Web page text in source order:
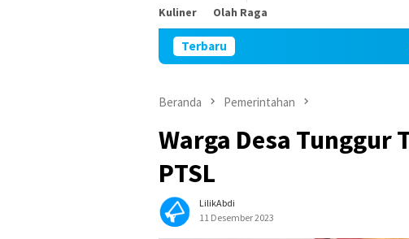
Kuliner
Olah Raga
Terbaru Perum
Beranda Pemerintahan
Warga Desa
PTSL
LilikAbdi
11 Desember 2023